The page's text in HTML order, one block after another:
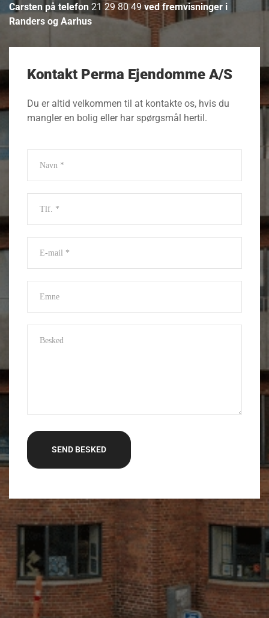
Carsten på telefon 21 29 80 49ved fremvisninger i
Randers og Aarhus
Kontakt Perma Ejendomme A/S
Du er altid velkommen til at kontakte os, hvis du
mangler en bolig eller har spørgsmål hertil.